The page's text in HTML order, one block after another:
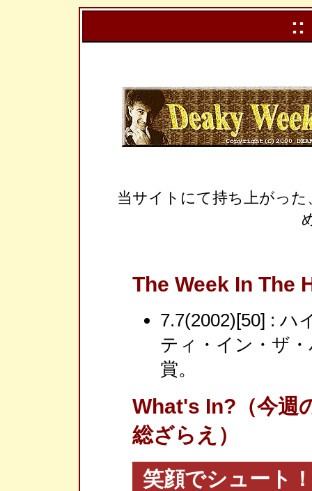
::
当サイトにて持ち上がっ
The Week In The
7.7(2002)[50] : ハ
ティ・イン・ザ
賞。
What's In?（今週
総ざらえ）
笑顔でシュート！